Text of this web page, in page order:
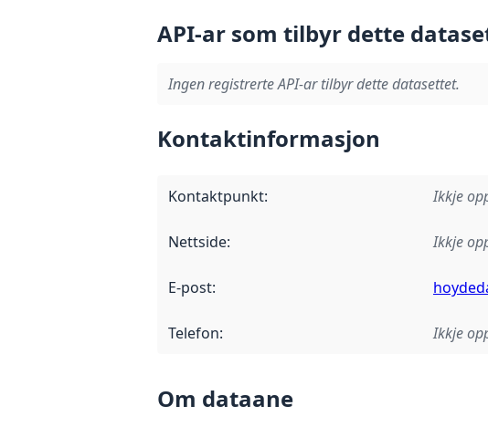
API-ar som tilbyr dette
Ingen registrerte API-ar tilbyr dette datasettet.
Kontaktinformasjon
Kontaktpunkt: Ikkje
Nettside: Ikkje
E-post:
Telefon: Ikkje
Om dataane